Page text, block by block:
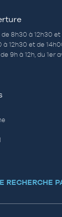
8h30 à 12h30 et
12h30 et de
9h à 12h, du 1er
RECHERCHE